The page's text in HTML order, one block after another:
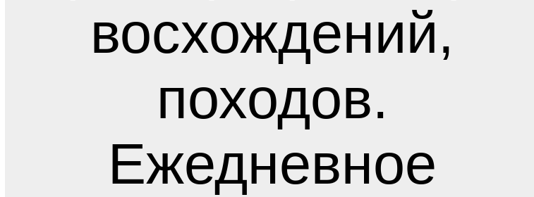
восхождений,
походов.
Ежедневное